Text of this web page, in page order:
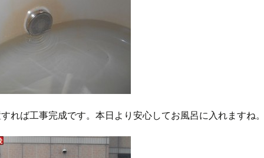
れば工事完成です。本日より安心してお風呂に入れますね